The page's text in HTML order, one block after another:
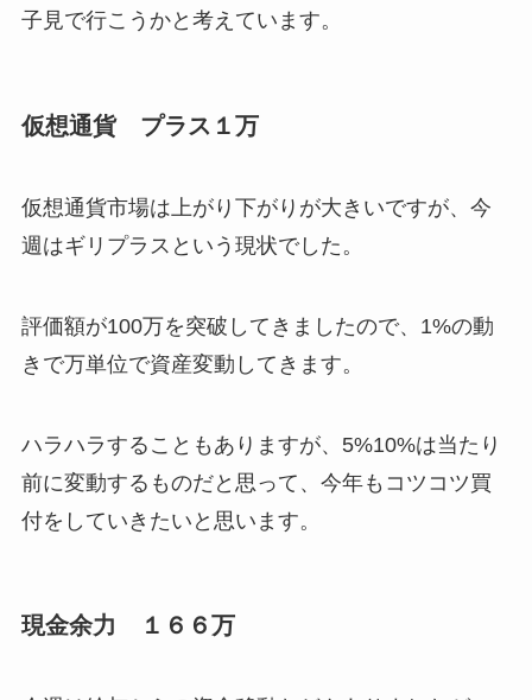
子見で行こうかと考えています。
仮想通貨 プラス１万
仮想通貨市場は上がり下がりが大きいですが、今
週はギリプラスという現状でした。
評価額が100万を突破してきましたので、1%の動
きで万単位で資産変動してきます。
ハラハラすることもありますが、5%10%は当たり
前に変動するものだと思って、今年もコツコツ買
付をしていきたいと思います。
現金余力 １６６万